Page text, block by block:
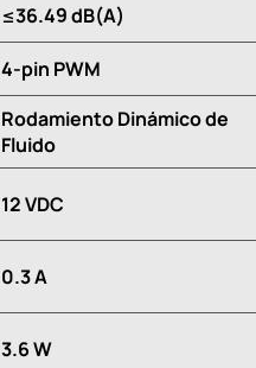
≤36.49 dB(A)
4-pin PWM
Rodamiento Dinámico de
Fluido
12 VDC
0.3 A
3.6 W